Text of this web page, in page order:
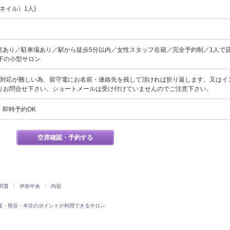
イル）1人)
あり／駐車場あり／駅から徒歩5分以内／女性スタッフ在籍／完全予約制／1人で
の小型サロン
応が難しい為、留守電にお名前・連絡先を残して頂ければ折り返します。又はイ
問合せ下さい。ショートメールは受け付けていませんのでご注意下さい。
即時予約OK
空席確認・予約する
貫 伊奈中央 内宿
・熊谷・本庄のポイントが利用できるサロン